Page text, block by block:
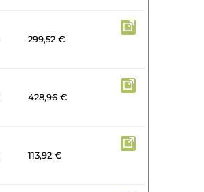
299,52 €
428,96 €
113,92 €